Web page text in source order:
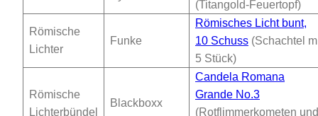
(Titangold-Feuertopf)
Römische
Lichter
Funke
Römisches Licht bunt,
10 Schuss (Schachtel
5 Stück)
Römische
Lichterbündel
Blackboxx
Candela Romana
Grande No.3
(Rotflimmerkometen und